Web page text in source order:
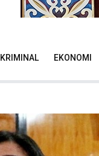
KRIMINAL EKONOMI